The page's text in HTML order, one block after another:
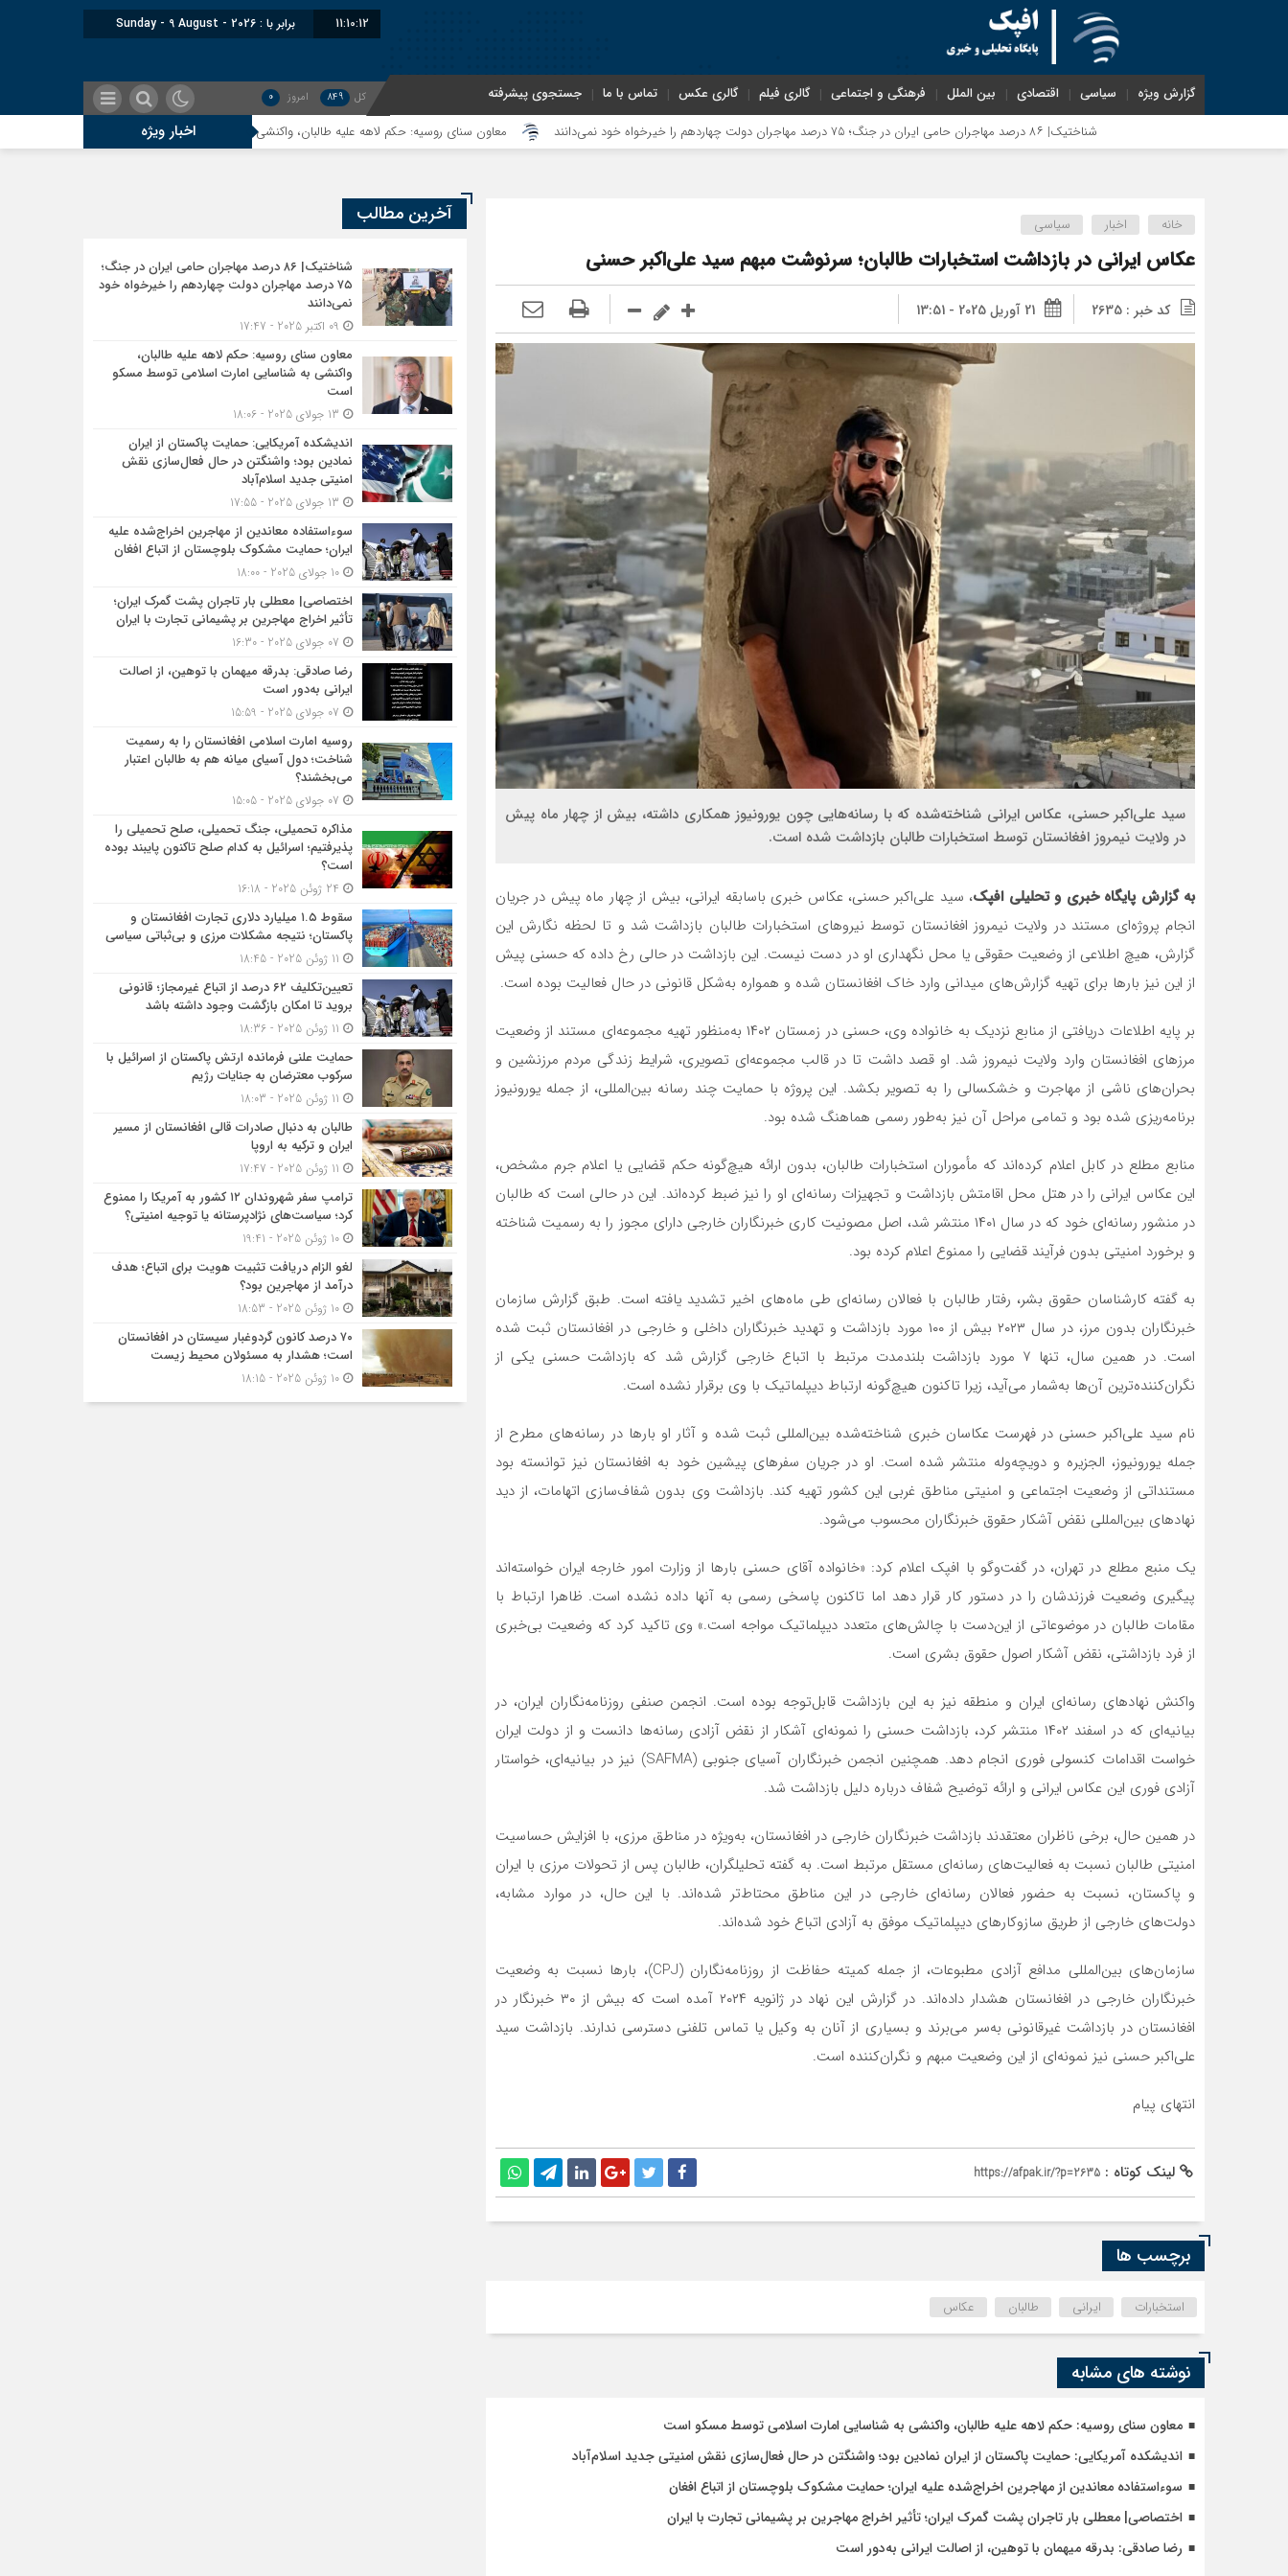
11:10:12 برابر با : Sunday - 9 August - 2026
گزارش ویژه سیاسی اقتصادی بین الملل فرهنگی و اجتماعی گالری فیلم گالری عکس تماس با ما جستجوی پیشرفته کل 849 امروز 0
اخبار ویژه
معاون سنای روسیه: حکم لاهه علیه طالبان، واکنشی به شناسایی امارت اسلامی توسط مسکو است
خانه اخبار سیاسی
عکاس ایرانی در بازداشت استخبارات طالبان؛ سرنوشت مبهم سید علی‌اکبر حسنی
کد خبر : 2635 21 آوریل 2025 - 13:51
سید علی‌اکبر حسنی، عکاس ایرانی شناخته‌شده که با رسانه‌هایی چون یورونیوز همکاری داشته، بیش از چهار ماه پیش
در ولایت نیمروز افغانستان توسط استخبارات طالبان بازداشت شده است.
به گزارش پایگاه خبری و تحلیلی افپک، سید علی‌اکبر حسنی، عکاس خبری باسابقه ایرانی، بیش از چهار ماه پیش در جریان
انجام پروژه‌ای مستند در ولایت نیمروز افغانستان توسط نیروهای استخبارات طالبان بازداشت شد و تا لحظه نگارش این
گزارش، هیچ اطلاعی از وضعیت حقوقی یا محل نگهداری او در دست نیست. این بازداشت در حالی رخ داده که حسنی پیش
از این نیز بارها برای تهیه گزارش‌های میدانی وارد خاک افغانستان شده و همواره به‌شکل قانونی در حال فعالیت بوده است.
بر پایه اطلاعات دریافتی از منابع نزدیک به خانواده وی، حسنی در زمستان ۱۴۰۲ به‌منظور تهیه مجموعه‌ای مستند از وضعیت
مرزهای افغانستان وارد ولایت نیمروز شد. او قصد داشت تا در قالب مجموعه‌ای تصویری، شرایط زندگی مردم مرزنشین و
بحران‌های ناشی از مهاجرت و خشکسالی را به تصویر بکشد. این پروژه با حمایت چند رسانه بین‌المللی، از جمله یورونیوز
برنامه‌ریزی شده بود و تمامی مراحل آن نیز به‌طور رسمی هماهنگ شده بود.
منابع مطلع در کابل اعلام کرده‌اند که مأموران استخبارات طالبان، بدون ارائه هیچ‌گونه حکم قضایی یا اعلام جرم مشخص،
این عکاس ایرانی را در هتل محل اقامتش بازداشت و تجهیزات رسانه‌ای او را نیز ضبط کرده‌اند. این در حالی است که طالبان
در منشور رسانه‌ای خود که در سال ۱۴۰۱ منتشر شد، اصل مصونیت کاری خبرنگاران خارجی دارای مجوز را به رسمیت شناخته
و برخورد امنیتی بدون فرآیند قضایی را ممنوع اعلام کرده بود.
به گفته کارشناسان حقوق بشر، رفتار طالبان با فعالان رسانه‌ای طی ماه‌های اخیر تشدید یافته است. طبق گزارش سازمان
خبرنگاران بدون مرز، در سال ۲۰۲۳ بیش از ۱۰۰ مورد بازداشت و تهدید خبرنگاران داخلی و خارجی در افغانستان ثبت شده
است. در همین سال، تنها ۷ مورد بازداشت بلندمدت مرتبط با اتباع خارجی گزارش شد که بازداشت حسنی یکی از
نگران‌کننده‌ترین آن‌ها به‌شمار می‌آید، زیرا تاکنون هیچ‌گونه ارتباط دیپلماتیک با وی برقرار نشده است.
نام سید علی‌اکبر حسنی در فهرست عکاسان خبری شناخته‌شده بین‌المللی ثبت شده و آثار او بارها در رسانه‌های مطرح از
جمله یورونیوز، الجزیره و دویچه‌وله منتشر شده است. او در جریان سفرهای پیشین خود به افغانستان نیز توانسته بود
مستنداتی از وضعیت اجتماعی و امنیتی مناطق غربی این کشور تهیه کند. بازداشت وی بدون شفاف‌سازی اتهامات، از دید
نهادهای بین‌المللی نقض آشکار حقوق خبرنگاران محسوب می‌شود.
یک منبع مطلع در تهران، در گفت‌وگو با افپک اعلام کرد: «خانواده آقای حسنی بارها از وزارت امور خارجه ایران خواسته‌اند
پیگیری وضعیت فرزندشان را در دستور کار قرار دهد اما تاکنون پاسخی رسمی به آنها داده نشده است. ظاهرا ارتباط با
مقامات طالبان در موضوعاتی از این‌دست با چالش‌های متعدد دیپلماتیک مواجه است.» وی تاکید کرد که وضعیت بی‌خبری
از فرد بازداشتی، نقض آشکار اصول حقوق بشری است.
واکنش نهادهای رسانه‌ای ایران و منطقه نیز به این بازداشت قابل‌توجه بوده است. انجمن صنفی روزنامه‌نگاران ایران، در
بیانیه‌ای که در اسفند ۱۴۰۲ منتشر کرد، بازداشت حسنی را نمونه‌ای آشکار از نقض آزادی رسانه‌ها دانست و از دولت ایران
خواست اقدامات کنسولی فوری انجام دهد. همچنین انجمن خبرنگاران آسیای جنوبی (SAFMA) نیز در بیانیه‌ای، خواستار
آزادی فوری این عکاس ایرانی و ارائه توضیح شفاف درباره دلیل بازداشت شد.
در همین حال، برخی ناظران معتقدند بازداشت خبرنگاران خارجی در افغانستان، به‌ویژه در مناطق مرزی، با افزایش حساسیت
امنیتی طالبان نسبت به فعالیت‌های رسانه‌ای مستقل مرتبط است. به گفته تحلیلگران، طالبان پس از تحولات مرزی با ایران
و پاکستان، نسبت به حضور فعالان رسانه‌ای خارجی در این مناطق محتاط‌تر شده‌اند. با این حال، در موارد مشابه،
دولت‌های خارجی از طریق سازوکارهای دیپلماتیک موفق به آزادی اتباع خود شده‌اند.
سازمان‌های بین‌المللی مدافع آزادی مطبوعات، از جمله کمیته حفاظت از روزنامه‌نگاران (CPJ)، بارها نسبت به وضعیت
خبرنگاران خارجی در افغانستان هشدار داده‌اند. در گزارش این نهاد در ژانویه ۲۰۲۴ آمده است که بیش از ۳۰ خبرنگار در
افغانستان در بازداشت غیرقانونی به‌سر می‌برند و بسیاری از آنان به وکیل یا تماس تلفنی دسترسی ندارند. بازداشت سید
علی‌اکبر حسنی نیز نمونه‌ای از این وضعیت مبهم و نگران‌کننده است.
انتهای پیام
لینک کوتاه : https://afpak.ir/?p=2635
برچسب ها
استخبارات ایرانی طالبان عکاس
نوشته های مشابه
معاون سنای روسیه: حکم لاهه علیه طالبان، واکنشی به شناسایی امارت اسلامی توسط مسکو است
اندیشکده آمریکایی: حمایت پاکستان از ایران نمادین بود؛ واشنگتن در حال فعال‌سازی نقش امنیتی جدید اسلام‌آباد
سوءاستفاده معاندین از مهاجرین اخراج‌شده علیه ایران؛ حمایت مشکوک بلوچستان از اتباع افغان
اختصاصی| معطلی بار تاجران پشت گمرک ایران؛ تأثیر اخراج مهاجرین بر پشیمانی تجارت با ایران
رضا صادقی: بدرقه میهمان با توهین، از اصالت ایرانی به‌دور است
آخرین مطالب
شناختیک| ۸۶ درصد مهاجران حامی ایران در جنگ؛
۷۵ درصد مهاجران دولت چهاردهم را خیرخواه خود
نمی‌دانند
معاون سنای روسیه: حکم لاهه علیه طالبان،
واکنشی به شناسایی امارت اسلامی توسط مسکو
است
اندیشکده آمریکایی: حمایت پاکستان از ایران
نمادین بود؛ واشنگتن در حال فعال‌سازی نقش
امنیتی جدید اسلام‌آباد
سوءاستفاده معاندین از مهاجرین اخراج‌شده علیه
ایران؛ حمایت مشکوک بلوچستان از اتباع افغان
10 جولای 2025 - 18:00
اختصاصی| معطلی بار تاجران پشت گمرک ایران؛
تأثیر اخراج مهاجرین بر پشیمانی تجارت با ایران
رضا صادقی: بدرقه میهمان با توهین، از اصالت
ایرانی به‌دور است
روسیه امارت اسلامی افغانستان را به رسمیت
شناخت؛ دول آسیای میانه هم به طالبان اعتبار
می‎‌بخشند؟
مذاکره تحمیلی، جنگ تحمیلی، صلح تحمیلی را
پذیرفتیم؛ اسرائیل به کدام صلح تاکنون پایبند بوده
است؟
سقوط ۱.۵ میلیارد دلاری تجارت افغانستان و
پاکستان؛ نتیجه مشکلات مرزی و بی‌ثباتی سیاسی
تعیین‌تکلیف ۶۲ درصد از اتباع غیرمجاز؛ قانونی
بروید تا امکان بازگشت وجود داشته باشد
حمایت علنی فرمانده ارتش پاکستان از اسرائیل با
سرکوب معترضان به جنایات رژیم
طالبان به دنبال صادرات قالی افغانستان از مسیر
ایران و ترکیه به اروپا
ترامپ سفر شهروندان ۱۲ کشور به آمریکا را ممنوع
کرد؛ سیاست‌های نژادپرستانه یا توجیه امنیتی؟
10 ژوئن 2025 - 19:41
لغو الزام دریافت تثبیت هویت برای اتباع؛ هدف
درآمد از مهاجرین بود؟
10 ژوئن 2025 - 18:53
۷۰ درصد کانون گردوغبار سیستان در افغانستان
است؛ هشدار به مسئولان محیط زیست
10 ژوئن 2025 - 18:15